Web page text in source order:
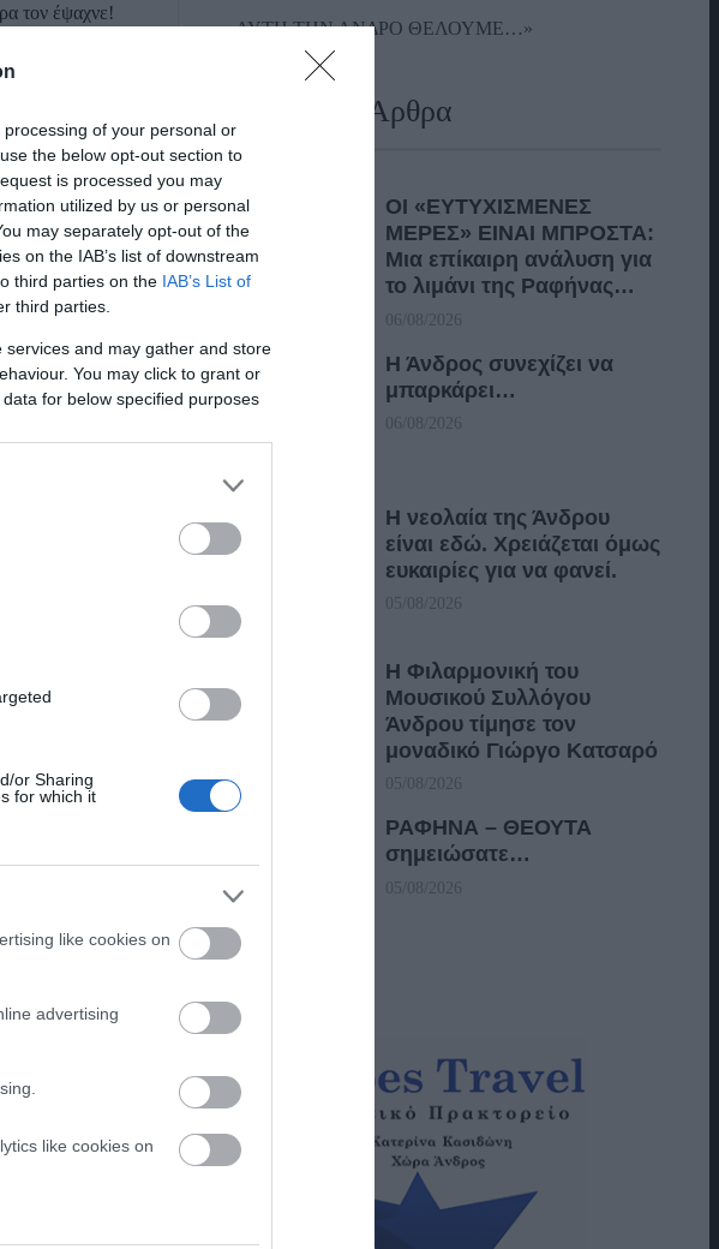
of your personal or
the below opt-out section to
is processed you may
utilized by us or personal
may separately opt-out of the
on the IAB’s list of downstream
third parties on the IAB’s List of
third parties.
and may gather and store
You may click to grant or
for below specified purposes
or Sharing
for which it
like cookies on
advertising
like cookies on
τον έψαχνε!
της
λάθος
χρεώνεται
και η ασέβεια
και να
γυρνά στον
τέλος.
στην
ή το 1974
«ΑΥΤΗ ΤΗΝ ΑΝΔΡΟ ΘΕΛΟΥΜΕ…»
Πρόσφατα Άρθρα
ΟΙ «ΕΥΤΥΧΙΣΜΕΝΕΣ
ΜΕΡΕΣ» ΕΙΝΑΙ ΜΠΡΟΣΤΑ:
Μια επίκαιρη ανάλυση για
το λιμάνι της Ραφήνας…
06/08/2026
Η Άνδρος συνεχίζει να
μπαρκάρει…
06/08/2026
Η νεολαία της Άνδρου
είναι εδώ. Χρειάζεται όμως
ευκαιρίες για να φανεί.
05/08/2026
Η Φιλαρμονική του
Μουσικού Συλλόγου
Άνδρου τίμησε τον
μοναδικό Γιώργο Κατσαρό
05/08/2026
ΡΑΦΗΝΑ – ΘΕΟΥΤΑ
σημειώσατε…
05/08/2026